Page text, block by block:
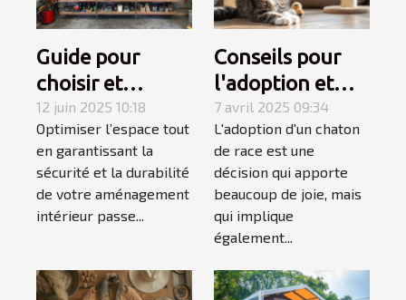
Guide pour
choisir et
installer des
étagères
murales
robustes
12 juin 2025 10:18
Optimiser l’espace tout
en garantissant la
sécurité et la durabilité
de votre aménagement
intérieur passe...
Conseils pour
l'adoption et
l'accueil d'un
chaton de race
7 avril 2025 09:34
L'adoption d'un chaton
de race est une
décision qui apporte
beaucoup de joie, mais
qui implique
également...